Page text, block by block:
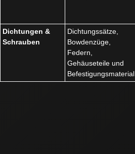
Dichtungen &
Schrauben
Dichtungssätze,
Bowdenzüge,
Federn,
Gehäuseteile und
Befestigungsmaterial